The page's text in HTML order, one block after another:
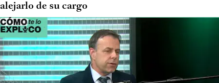
alejarlo de su cargo